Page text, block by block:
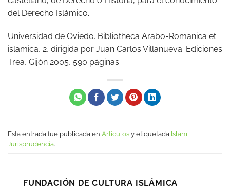
del Derecho Islámico.
Universidad de Oviedo. Bibliotheca Arabo-Romanica et
islamica, 2, dirigida por Juan Carlos Villanueva. Ediciones
Trea, Gijón 2005, 590 páginas.
Esta entrada fue publicada en Artículos y etiquetada Islam
Jurisprudencia.
FUNDACIÓN DE CULTURA ISLÁMICA